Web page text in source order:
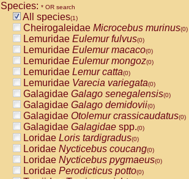
CebidaeCebus capucinus
CebidaeCebus nigrivittatus
CebidaeCebus spp.(0)
CebidaeSaimiri boliviensis(0)
CebidaeSaimiri sciureus(0)
AtelidaeAlouatta caraya(0)
AtelidaeAlouatta fusca(0)
AtelidaeAlouatta seniculus(0)
AtelidaeAlouattaspp.(0)
AtelidaeAteles belzebuth(0)
AtelidaeAteles geoffroyi(0)
AtelidaeAteles paniscus(0)
AtelidaeAtelesspp.(0)
AtelidaeLagothrix lagothricha(0)
AtelidaeLagothrix lagothricha cana
PitheciidaeCacajao calvus
Species: * OR search
All species(1)
Cheirogaleidae Microcebus murinus(0)
Lemuridae Eulemur fulvus(0)
Lemuridae Eulemur macaco(0)
Lemuridae Eulemur mongoz(0)
Lemuridae Lemur catta(0)
Lemuridae Varecia variegata(0)
Galagidae Galago senegalensis(0)
Galagidae Galago demidovii(0)
Galagidae Otolemur crassicaudatus(0)
Galagidae Galagidae spp.(0)
Loridae Loris tardigradus(0)
Loridae Nycticebus coucang(0)
Loridae Nycticebus pygmaeus(0)
Loridae Perodicticus potto(0)